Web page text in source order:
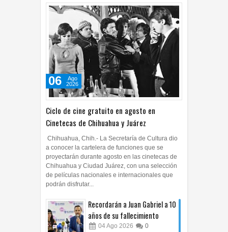
Ciclo de cine gratuito en agosto en
Cinetecas de Chihuahua y Juárez
06
Ago
2026
Chihuahua, Chih.- La Secretaría de Cultura dio
a conocer la cartelera de funciones que se
proyectarán durante agosto en las cinetecas de
Chihuahua y Ciudad Juárez, con una selección
de películas nacionales e internacionales que
podrán disfrutar...
Recordarán a Juan Gabriel a 10
años de su fallecimiento
04Ago 2026 0